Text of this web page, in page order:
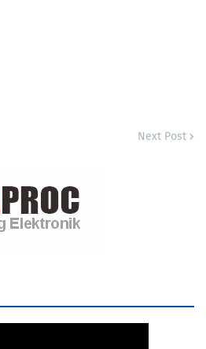
Next Post